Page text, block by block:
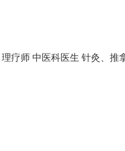
理疗师 中医科医生 针灸、推